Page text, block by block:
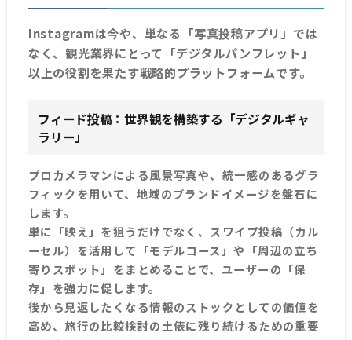
Instagramは今や、単なる「写真投稿アプリ」では
なく、観光業界にとって「デジタルパンフレット」
以上の役割を果たす戦略的プラットフォームです。
フィード投稿：世界観を構築する「デジタルギャ
ラリー」
プロカメラマンによる風景写真や、統一感のあるグラ
フィックを用いて、地域のブランドイメージを盤石に
します。
単に「映え」を狙うだけでなく、スワイプ投稿（カル
ーセル）を活用して「モデルコース」や「周辺の立ち
寄りスポット」をまとめることで、ユーザーの「保
存」を強力に促します。
後から見返したくなる情報のストックとしての価値を
高め、旅行の比較検討の土俵に残り続けるための重要